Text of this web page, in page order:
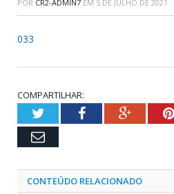
POR CR2-ADMIN7 EM 5 DE JULHO DE 2021
033
COMPARTILHAR:
TwitterFacebookGoogle+
Email
CONTEÚDO RELACIONADO